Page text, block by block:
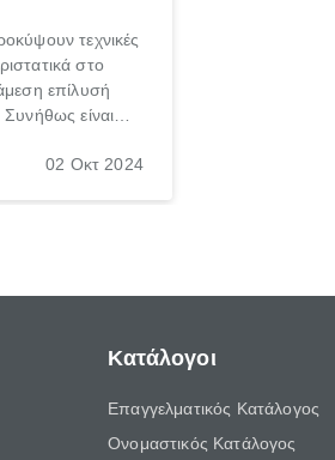
τεχνικές
στο
επίλυσή
είναι
σου, τις
02 Οκτ 2024
Κατάλογοι
Επαγγελματικός Κατάλογος
Ονομαστικός Κατάλογος